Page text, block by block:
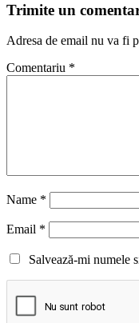
Trimite un
Adresa de email nu va fi
Comentariu *
Name *
Email *
Salvează-mi numele